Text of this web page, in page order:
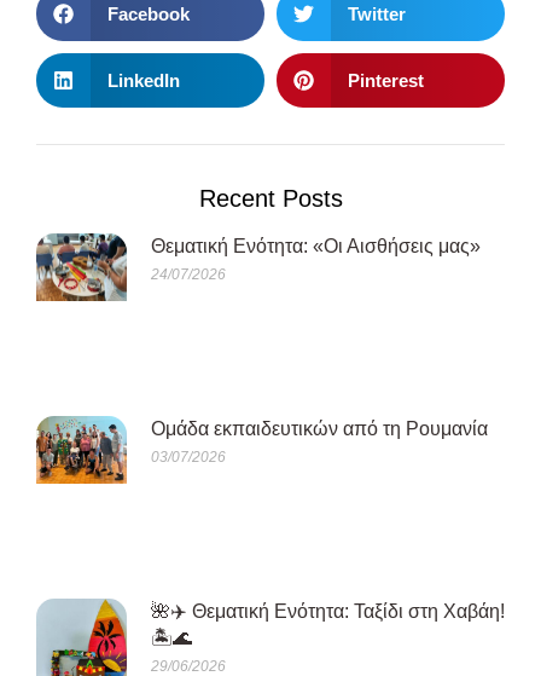
Facebook Twitter
LinkedIn Pinterest
Recent Posts
Θεματική Ενότητα: «Οι Αισθήσεις μας»
24/07/2026
Oμάδα εκπαιδευτικών από τη Ρουμανία
03/07/2026
🌺✈️ Θεματική Ενότητα: Ταξίδι στη Χαβάη!
🏝️🌊
29/06/2026